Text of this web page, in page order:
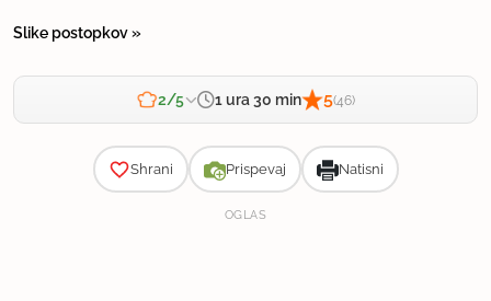
Slike postopkov »
2/5 1 ura 30 min 5(46)
Shrani Prispevaj Natisni
OGLAS